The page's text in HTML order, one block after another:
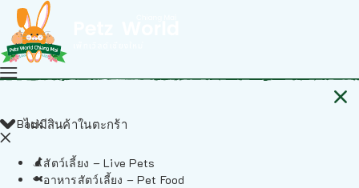
ไม่มีสินค้าในตะกร้า
Back
สัตว์เลี้ยง – Live Pets
อาหารสัตว์เลี้ยง – Pet Food